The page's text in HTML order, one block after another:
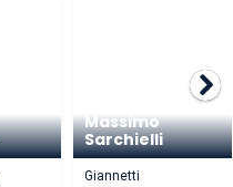
Massimo
Sarchielli
Giannetti